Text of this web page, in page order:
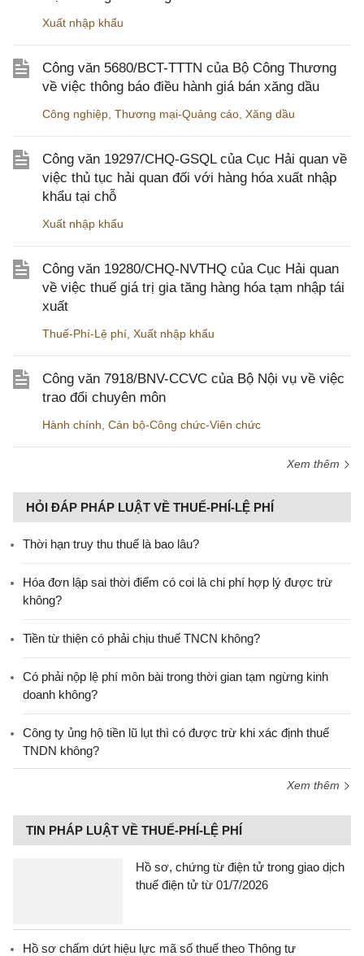
Xuất nhập khẩu
Công văn 5680/BCT-TTTN của Bộ Công Thương
về việc thông báo điều hành giá bán xăng dầu
Công nghiệp Thương mại-Quảng cáo Xăng dầu
Công văn 19297/CHQ-GSQL của Cục Hải quan về
việc thủ tục hải quan đối với hàng hóa xuất nhập
khẩu tại chỗ
Xuất nhập khẩu
Công văn 19280/CHQ-NVTHQ của Cục Hải quan
về việc thuế giá trị gia tăng hàng hóa tạm nhập tái
xuất
Thuế-Phí-Lệ phí Xuất nhập khẩu
Công văn 7918/BNV-CCVC của Bộ Nội vụ về việc
trao đổi chuyên môn
Hành chính Cán bộ-Công chức-Viên chức
Xem thêm
HỎI ĐÁP PHÁP LUẬT VỀ THUẾ-PHÍ-LỆ PHÍ
Thời hạn truy thu thuế là bao lâu?
Hóa đơn lập sai thời điểm có coi là chi phí hợp lý được trừ
không?
Tiền từ thiện có phải chịu thuế TNCN không?
Có phải nộp lệ phí môn bài trong thời gian tạm ngừng kinh
doanh không?
Công ty ủng hộ tiền lũ lụt thì có được trừ khi xác định thuế
TNDN không?
Xem thêm
TIN PHÁP LUẬT VỀ THUẾ-PHÍ-LỆ PHÍ
Hồ sơ, chứng từ điện tử trong giao dịch
thuế điện tử từ 01/7/2026
Hồ sơ chấm dứt hiệu lực mã số thuế theo Thông tư